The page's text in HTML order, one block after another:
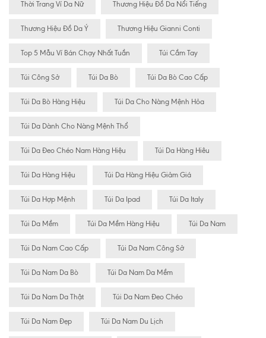
Thời Trang Ví Da Nữ Thương Hiệu Đồ Da Nổi Tiếng
Thương Hiệu Đồ Da Ý Thương Hiệu Gianni Conti
Top 5 Mẫu Ví Bán Chạy Nhất Tuần Túi Cầm Tay
Túi Công Sở Túi Da Bò Túi Da Bò Cao Cấp
Túi Da Bò Hàng Hiệu Túi Da Cho Nàng Mệnh Hỏa
Túi Da Dành Cho Nàng Mệnh Thổ
Túi Da Đeo Chéo Nam Hàng Hiệu Túi Da Hàng Hiêu
Túi Da Hàng Hiệu Túi Da Hàng Hiệu Giảm Giá
Túi Da Hợp Mệnh Túi Da Ipad Túi Da Italy
Túi Da Mềm Túi Da Mềm Hàng Hiệu Túi Da Nam
Túi Da Nam Cao Cấp Túi Da Nam Công Sở
Túi Da Nam Da Bò Túi Da Nam Da Mềm
Túi Da Nam Da Thật Túi Da Nam Đeo Chéo
Túi Da Nam Đẹp Túi Da Nam Du Lịch